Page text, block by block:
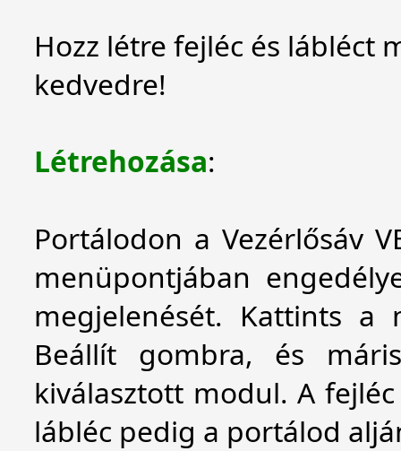
Hozz létre fejléc és lábléct
kedvedre!
Létrehozása:
Portálodon a Vezérlősáv
menüpontjában
megjelenését. Kattints
Beállít gombra, és
kiválasztott modul. A
lábléc pedig a portálod